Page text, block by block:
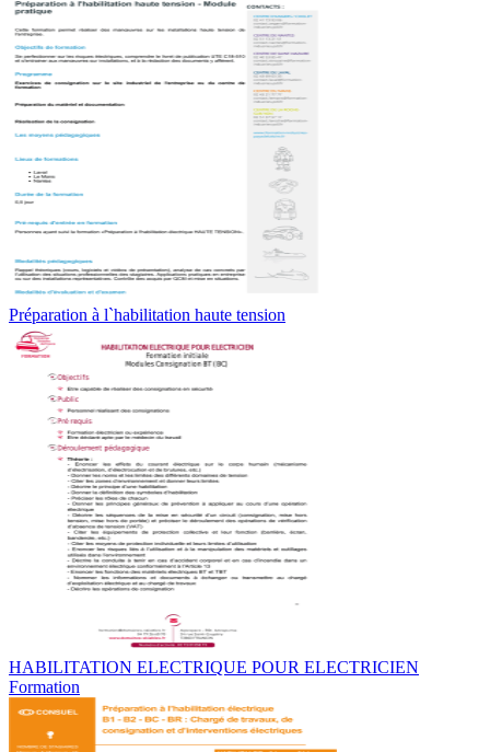
Préparation à l`habilitation haute tension
HABILITATION ELECTRIQUE POUR ELECTRICIEN
Formation